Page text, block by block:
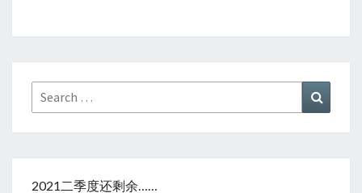
Search
for:
2021二季度还剩余……